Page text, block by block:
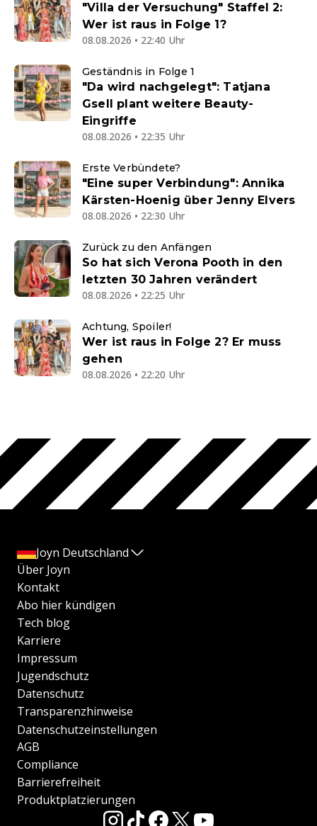
"Villa der Versuchung" Staffel 2:
Wer ist raus in Folge 1?
08.08.2026 • 22:40 Uhr
Geständnis in Folge 1
"Da wird nachgelegt": Tatjana
Gsell plant weitere Beauty-
Eingriffe
08.08.2026 • 22:35 Uhr
Erste Verbündete?
"Eine super Verbindung": Annika
Kärsten-Hoenig über Jenny Elvers
08.08.2026 • 22:30 Uhr
Zurück zu den Anfängen
So hat sich Verona Pooth in den
letzten 30 Jahren verändert
08.08.2026 • 22:25 Uhr
Achtung, Spoiler!
Wer ist raus in Folge 2? Er muss
gehen
08.08.2026 • 22:20 Uhr
Joyn Deutschland
Über Joyn
Kontakt
Abo hier kündigen
Tech blog
Karriere
Impressum
Jugendschutz
Datenschutz
Transparenzhinweise
Datenschutzeinstellungen
AGB
Compliance
Barrierefreiheit
Produktplatzierungen